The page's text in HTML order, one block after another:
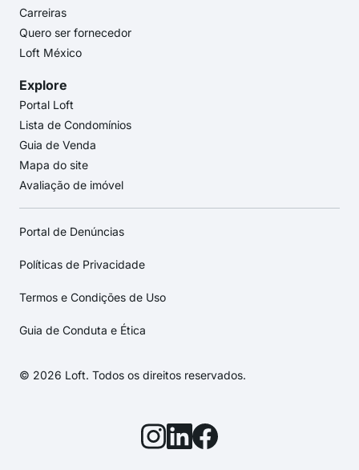
Carreiras
Quero ser fornecedor
Loft México
Explore
Portal Loft
Lista de Condomínios
Guia de Venda
Mapa do site
Avaliação de imóvel
Portal de Denúncias
Políticas de Privacidade
Termos e Condições de Uso
Guia de Conduta e Ética
© 2026 Loft. Todos os direitos reservados.